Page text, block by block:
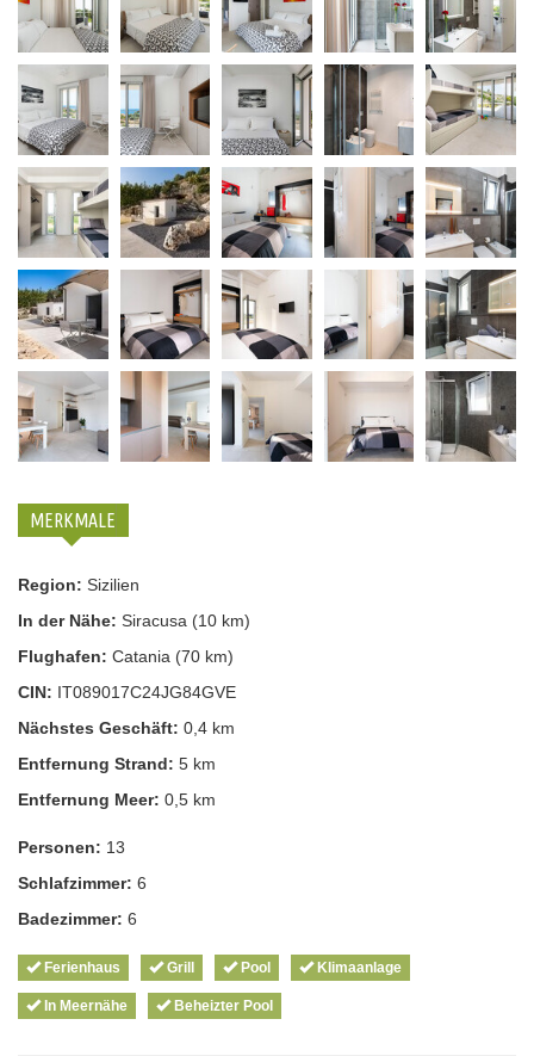
MERKMALE
Region: Sizilien
In der Nähe: Siracusa (10 km)
Flughafen: Catania (70 km)
CIN: IT089017C24JG84GVE
Nächstes Geschäft: 0,4 km
Entfernung Strand: 5 km
Entfernung Meer: 0,5 km
Personen: 13
Schlafzimmer: 6
Badezimmer: 6
Ferienhaus Grill Pool Klimaanlage
In Meernähe Beheizter Pool